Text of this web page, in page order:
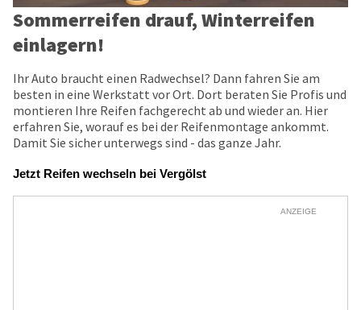
Sommerreifen drauf, Winterreifen
einlagern!
Ihr Auto braucht einen Radwechsel? Dann fahren Sie am
besten in eine Werkstatt vor Ort. Dort beraten Sie Profis und
montieren Ihre Reifen fachgerecht ab und wieder an. Hier
erfahren Sie, worauf es bei der Reifenmontage ankommt.
Damit Sie sicher unterwegs sind - das ganze Jahr.
Jetzt Reifen wechseln bei Vergölst
ANZEIGE